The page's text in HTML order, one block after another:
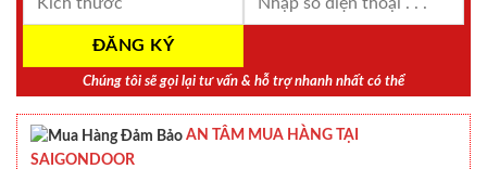
Chúng tôi sẽ gọi lại tư vấn & hỗ trợ nhanh nhất có thể
AN TÂM MUA HÀNG TẠI
SAIGONDOOR